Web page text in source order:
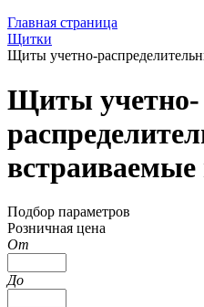
Главная страница
Щитки
Щиты учетно-
Щиты учетно-
Подбор параметров
Розничная цена
От
До